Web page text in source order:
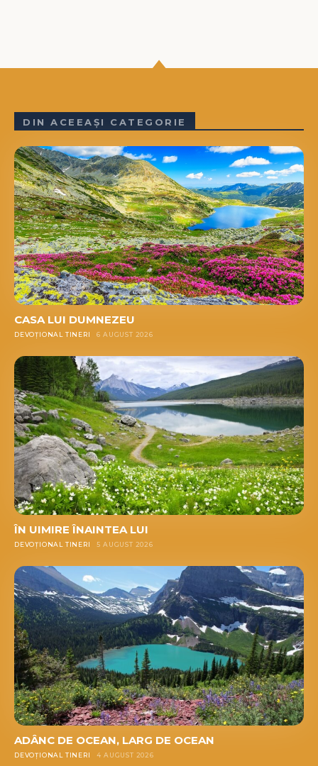
DIN ACEEAȘI CATEGORIE
CASA LUI DUMNEZEU
DEVOȚIONAL TINERI 6 AUGUST 2026
ÎN UIMIRE ÎNAINTEA LUI
DEVOȚIONAL TINERI 5 AUGUST 2026
ADÂNC DE OCEAN, LARG DE OCEAN
DEVOȚIONAL TINERI 4 AUGUST 2026